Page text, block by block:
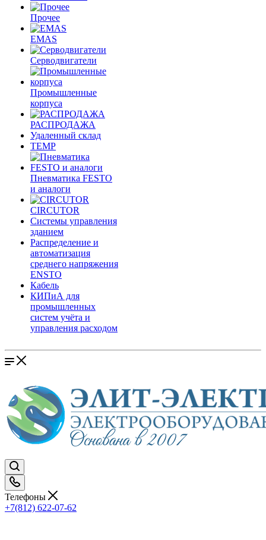
Прочее
EMAS
Cерводвигатели
Промышленные
корпуса
РАСПРОДАЖА
Удаленный склад
TEMP
Пневматика FESTO
и аналоги
CIRCUTOR
Системы управления
зданием
Распределение и
автоматизация
среднего напряжения
ENSTO
Кабель
КИПиА для
промышленных
систем учёта и
управления расходом
Телефоны
+7(812) 622-07-62